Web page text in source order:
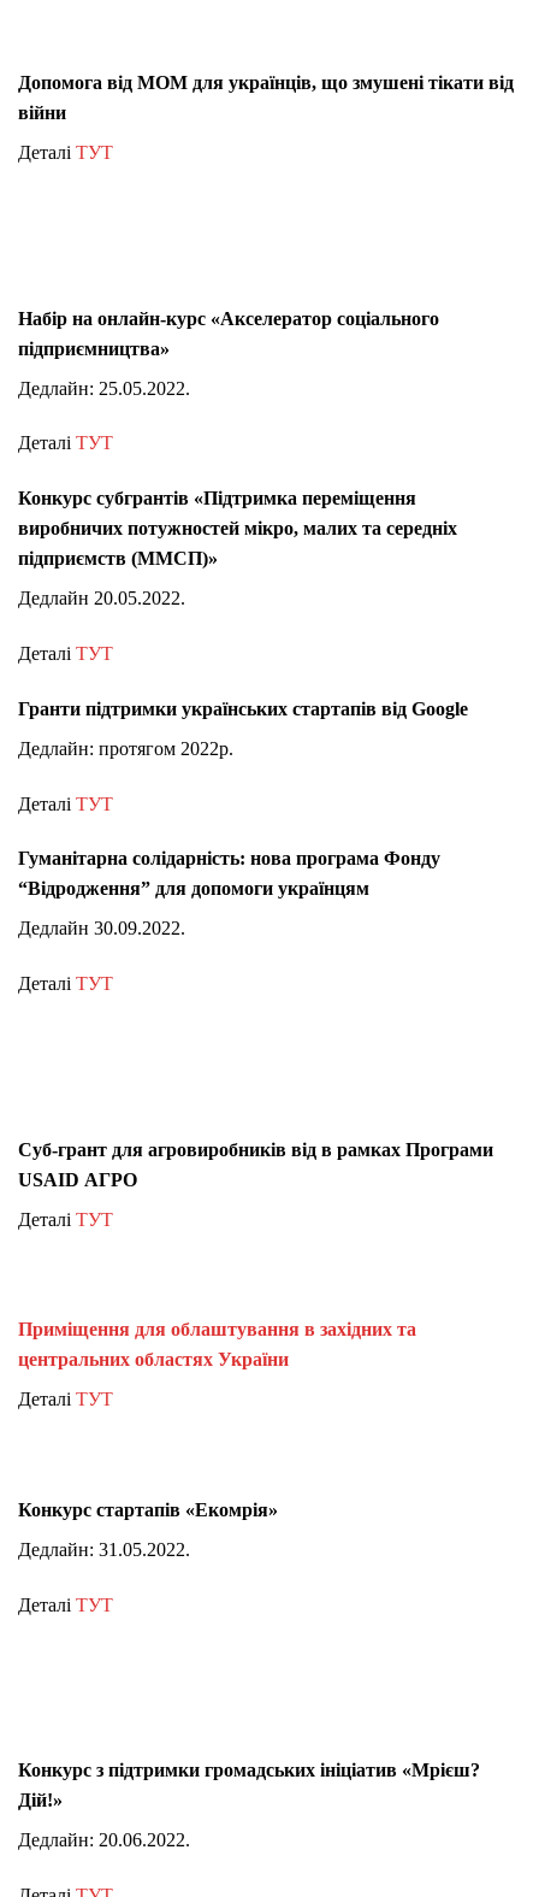
Допомога від МОМ для українців, що змушені тікати від
війни
Деталі ТУТ
Набір на онлайн-курс «Акселератор соціального
підприємництва»
Дедлайн: 25.05.2022.
Деталі ТУТ
Конкурс субгрантів «Підтримка переміщення
виробничих потужностей мікро, малих та середніх
підприємств (ММСП)»
Дедлайн 20.05.2022.
Деталі ТУТ
Гранти підтримки українських стартапів від Google
Дедлайн: протягом 2022р.
Деталі ТУТ
Гуманітарна солідарність: нова програма Фонду
“Відродження” для допомоги українцям
Дедлайн 30.09.2022.
Деталі ТУТ
Суб-грант для агровиробників від в рамках Програми
USAID АГРО
Деталі ТУТ
Приміщення для облаштування в західних та
центральних областях України
Деталі ТУТ
Конкурс стартапів «Екомрія»
Дедлайн: 31.05.2022.
Деталі ТУТ
Конкурс з підтримки громадських ініціатив «Мрієш?
Дій!»
Дедлайн: 20.06.2022.